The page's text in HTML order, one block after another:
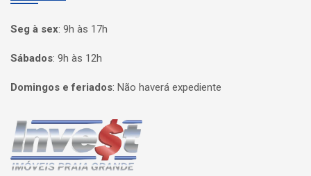
Seg à sex: 9h às 17h
Sábados: 9h às 12h
Domingos e feriados: Não haverá expediente
Página inicial